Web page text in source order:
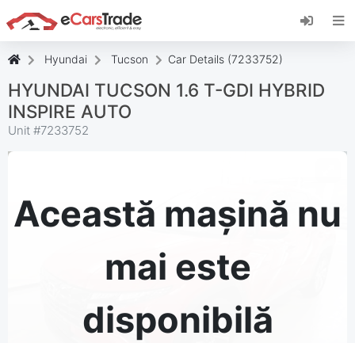
Instalați aplicația web eCarsTrade, adăugați-o
pe ecranul de pornire și primiți actualizări
Hyundai Tucson Car Details (7233752)
HYUNDAI TUCSON 1.6 T-GDI HYBRID
INSPIRE AUTO
Unit #7233752
Această mașină nu
mai este
disponibilă